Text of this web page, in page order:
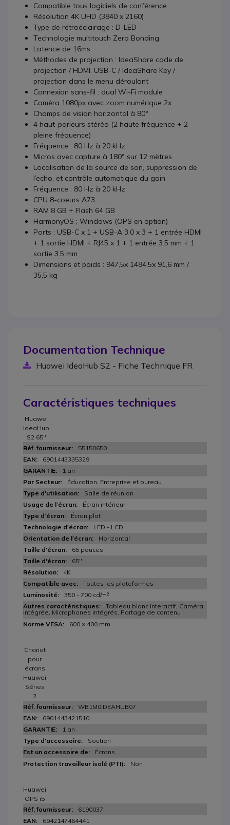
Compatible tous logiciels de conférence
Résolution 4K UHD (3840 x 2160)
Type de rétroéclairage : D-LED
Technologie multitouch Zero Bonding
Latence de 16ms
Méthodes de projection : IdeaShare code de
projection / HDMI, USB-C / IdeaShare Key /
projection dans le menu déroulant
Connexion sans-fil : dual Wi-Fi module
Caméra 1080px avec zoom numérique 2x
Champs de vision horizontal à 80°
4 haut-parleurs stéréo (2 haute fréquence + 2
pleine fréquence)
Fréquence : 80 Hz à 20 kHz
Micros avec capture à 180° sur 12 mètres
Localisation de la source de son, suppression de
l’echo, et contrôle automatique du gain
Fréquence : 80 Hz à 20 kHz
CPU 8-coeurs A73
RAM 8 GB + Flash 64 GB
HarmonyOS ; Windows (OPS en option)
Ports : USB-C x 1 + USB-A 3.0 x 3 + 1 entrée HDMI
+ 1 sortie HDMI + RJ45 x 1 + 1 entrée 3.5 mm + 1
sortie 3.5 mm
Dimensions et poids : 947,5x 1484,5x 91,6 mm /
35,5 kg
Documentation Technique
Huawei IdeaHub S2 - Fiche Technique FR
Caractéristiques techniques
Huawei
IdeaHub
S2 65''
55150650
6901443335329
1 an
Éducation, Entreprise et bureau
Salle de réunion
Écran intérieur
Écran plat
LED - LCD
Horizontal
65 pouces
65''
4K
Toutes les plateformes
350 - 700 cd/m²
Tableau blanc interactif, Caméra
intégrée, Microphones intégrés, Partage de contenu
600 × 400 mm
Chariot
pour
écrans
Huawei
Séries
2
WB1M0IDEAHUB07
6901443421510
1 an
Soutien
Écrans
Non
Huawei
OPS i5
6190037
6942147464441